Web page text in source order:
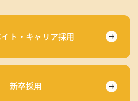
イト・キャリア採用
新卒採用